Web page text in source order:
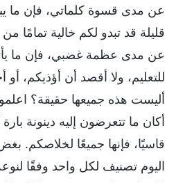
عن مدى قسوة كلماتي، فإن ما
قليلة قد تبدو لكم خالية تمامًا
عن مدى عظمة غضبي، فإن ما
للتعليم، ولا أقصد أن أؤذيكم،
أليست هذه جميعها حقيقة؟
أكان ما تتعرضون إليه دينونة بارة
قاسيًا، فإنها جميعًا لخلاصكم.
اليوم تصنيف لكل واحد وفقًا